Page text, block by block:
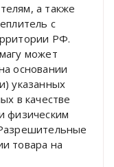
а также
с
РФ.
может
основании
указанных
в качестве
физическим
товара на